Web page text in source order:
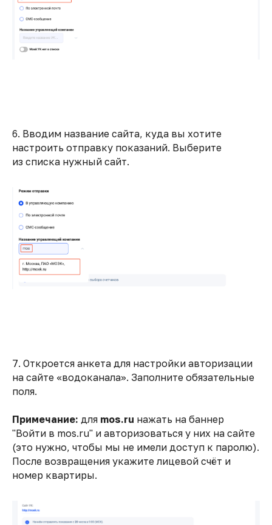
6. Вводим название сайта, куда вы хотите
настроить отправку показаний. Выберите
из списка нужный сайт.
7. Откроется анкета для настройки авторизации
на сайте «водоканала». Заполните обязательные
поля.
Примечание: для mos.ru нажать на баннер
"Войти в mos.ru" и авторизоваться у них на сайте
(это нужно, чтобы мы не имели доступ к паролю).
После возвращения укажите лицевой счёт и
номер квартиры.